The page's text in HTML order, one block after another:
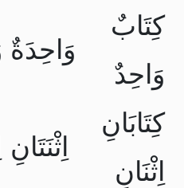
وَاحِدَةٌ
كِتَابٌ
وَاحِدٌ
اِثْنَتَانِ
كِتَابَانِ
اِثْنَانِ